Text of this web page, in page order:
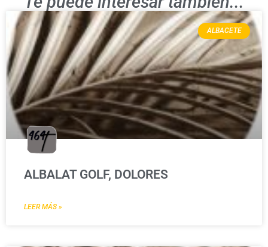
ALBACETE
ALBALAT GOLF, DOLORES
LEER MÁS »